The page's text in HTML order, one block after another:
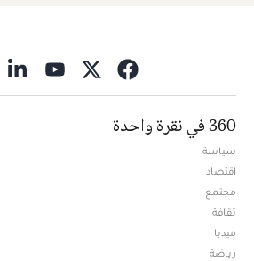
360 في نقرة واحدة
سياسة
اقتصاد
مجتمع
ثقافة
ميديا
رياضة